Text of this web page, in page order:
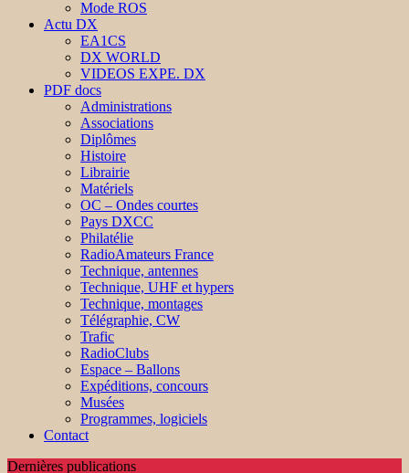
Mode ROS
Actu DX
EA1CS
DX WORLD
VIDEOS EXPE. DX
PDF docs
Administrations
Associations
Diplômes
Histoire
Librairie
Matériels
OC – Ondes courtes
Pays DXCC
Philatélie
RadioAmateurs France
Technique, antennes
Technique, UHF et hypers
Technique, montages
Télégraphie, CW
Trafic
RadioClubs
Espace – Ballons
Expéditions, concours
Musées
Programmes, logiciels
Contact
Dernières publications